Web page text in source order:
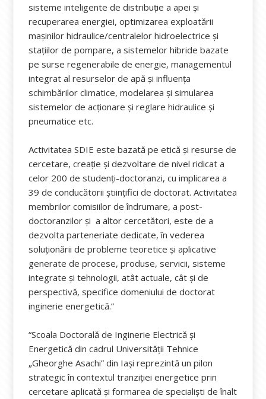
sisteme inteligente de distribuție a apei și
recuperarea energiei, optimizarea exploatării
mașinilor hidraulice/centralelor hidroelectrice și
stațiilor de pompare, a sistemelor hibride bazate
pe surse regenerabile de energie, managementul
integrat al resurselor de apă și influența
schimbărilor climatice, modelarea și simularea
sistemelor de acționare și reglare hidraulice și
pneumatice etc.
Activitatea SDIE este bazată pe etică și resurse de
cercetare, creație și dezvoltare de nivel ridicat a
celor 200 de studenți-doctoranzi, cu implicarea a
39 de conducătorii științifici de doctorat. Activitatea
membrilor comisiilor de îndrumare, a post-
doctoranzilor și a altor cercetători, este de a
dezvolta parteneriate dedicate, în vederea
soluționării de probleme teoretice și aplicative
generate de procese, produse, servicii, sisteme
integrate și tehnologii, atât actuale, cât și de
perspectivă, specifice domeniului de doctorat
inginerie energetică.”
“Scoala Doctorală de Inginerie Electrică și
Energetică din cadrul Universității Tehnice
„Gheorghe Asachi” din Iași reprezintă un pilon
strategic în contextul tranziției energetice prin
cercetare aplicată și formarea de specialiști de înalt